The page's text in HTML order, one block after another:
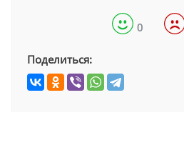
0
Поделиться: